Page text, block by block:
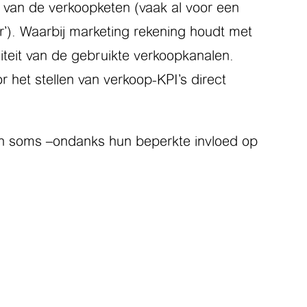
de verkoopketen (vaak al voor een
Waarbij marketing rekening houdt met
van de gebruikte verkoopkanalen.
stellen van verkoop-KPI’s direct
soms –ondanks hun beperkte invloed op